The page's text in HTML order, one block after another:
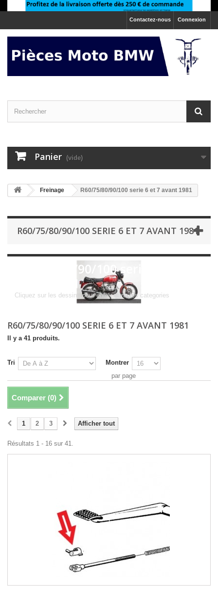
Connexion
Contactez-nous
Panier (vide)
>Freinage R60/75/80/90/100 serie 6 et 7 avant 1981
R60/75/80/90/100 SERIE 6 ET 7 AVANT 1981
R60/75/80/90/100 serie 6 et 7
Cliquez sur les dessins pour entrer dans les categories
R60/75/80/90/100 SERIE 6 ET 7 AVANT 1981
Il y a 41 produits.
Tri
Montrer
par page
Comparer (0)
Afficher tout
1 2 3
Résultats 1 - 16 sur 41.